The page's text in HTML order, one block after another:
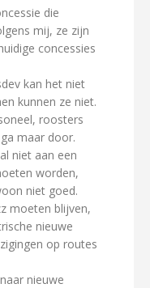
die
mij, ze zijn
concessies
kan het niet
kunnen ze niet.
roosters
maar door.
niet aan een
worden,
niet goed.
moeten blijven,
nieuwe
op routes
nieuwe